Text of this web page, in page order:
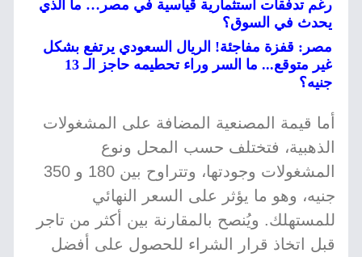
رغم تدفقات استثمارية قياسية في مصر… ما الذي
يحدث في السوق؟
مصر: قفزة مفاجئة! الريال السعودي يرتفع بشكل
غير متوقع... ما السر وراء تحطيمه حاجز الـ 13
جنيه؟
أما قيمة المصنعية المضافة على المشغولات
الذهبية، فتختلف حسب المحل ونوع
المشغولات وجودتها، وتتراوح بين 180 و 350
جنيه، وهو ما يؤثر على السعر النهائي
للمستهلك. ويُنصح بالمقارنة بين أكثر من تاجر
قبل اتخاذ قرار الشراء للحصول على أفضل